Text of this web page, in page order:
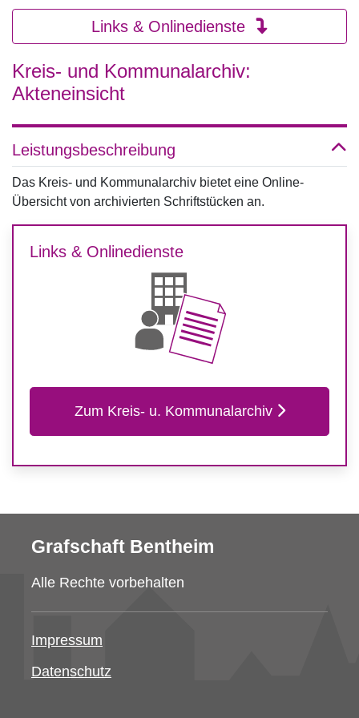
Links & Onlinedienste
Kreis- und Kommunalarchiv:
Akteneinsicht
Leistungsbeschreibung
Das Kreis- und Kommunalarchiv bietet eine Online-
Übersicht von archivierten Schriftstücken an.
Links & Onlinedienste
Zum Kreis- u. Kommunalarchiv
Grafschaft Bentheim
Alle Rechte vorbehalten
Impressum
Datenschutz